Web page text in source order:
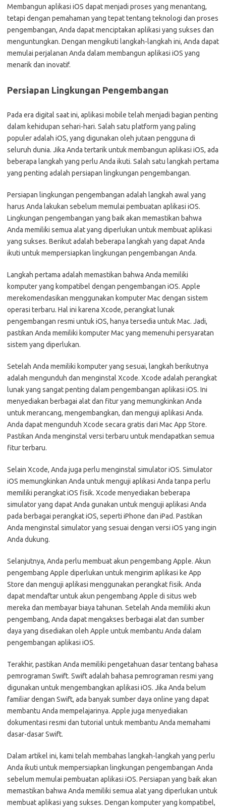
Membangun aplikasi iOS dapat menjadi proses yang menantang,
tetapi dengan pemahaman yang tepat tentang teknologi dan proses
pengembangan, Anda dapat menciptakan aplikasi yang sukses dan
menguntungkan. Dengan mengikuti langkah-langkah ini, Anda dapat
memulai perjalanan Anda dalam membangun aplikasi iOS yang
menarik dan inovatif.
Persiapan Lingkungan Pengembangan
Pada era digital saat ini, aplikasi mobile telah menjadi bagian penting
dalam kehidupan sehari-hari. Salah satu platform yang paling
populer adalah iOS, yang digunakan oleh jutaan pengguna di
seluruh dunia. Jika Anda tertarik untuk membangun aplikasi iOS, ada
beberapa langkah yang perlu Anda ikuti. Salah satu langkah pertama
yang penting adalah persiapan lingkungan pengembangan.
Persiapan lingkungan pengembangan adalah langkah awal yang
harus Anda lakukan sebelum memulai pembuatan aplikasi iOS.
Lingkungan pengembangan yang baik akan memastikan bahwa
Anda memiliki semua alat yang diperlukan untuk membuat aplikasi
yang sukses. Berikut adalah beberapa langkah yang dapat Anda
ikuti untuk mempersiapkan lingkungan pengembangan Anda.
Langkah pertama adalah memastikan bahwa Anda memiliki
komputer yang kompatibel dengan pengembangan iOS. Apple
merekomendasikan menggunakan komputer Mac dengan sistem
operasi terbaru. Hal ini karena Xcode, perangkat lunak
pengembangan resmi untuk iOS, hanya tersedia untuk Mac. Jadi,
pastikan Anda memiliki komputer Mac yang memenuhi persyaratan
sistem yang diperlukan.
Setelah Anda memiliki komputer yang sesuai, langkah berikutnya
adalah mengunduh dan menginstal Xcode. Xcode adalah perangkat
lunak yang sangat penting dalam pengembangan aplikasi iOS. Ini
menyediakan berbagai alat dan fitur yang memungkinkan Anda
untuk merancang, mengembangkan, dan menguji aplikasi Anda.
Anda dapat mengunduh Xcode secara gratis dari Mac App Store.
Pastikan Anda menginstal versi terbaru untuk mendapatkan semua
fitur terbaru.
Selain Xcode, Anda juga perlu menginstal simulator iOS. Simulator
iOS memungkinkan Anda untuk menguji aplikasi Anda tanpa perlu
memiliki perangkat iOS fisik. Xcode menyediakan beberapa
simulator yang dapat Anda gunakan untuk menguji aplikasi Anda
pada berbagai perangkat iOS, seperti iPhone dan iPad. Pastikan
Anda menginstal simulator yang sesuai dengan versi iOS yang ingin
Anda dukung.
Selanjutnya, Anda perlu membuat akun pengembang Apple. Akun
pengembang Apple diperlukan untuk mengirim aplikasi ke App
Store dan menguji aplikasi menggunakan perangkat fisik. Anda
dapat mendaftar untuk akun pengembang Apple di situs web
mereka dan membayar biaya tahunan. Setelah Anda memiliki akun
pengembang, Anda dapat mengakses berbagai alat dan sumber
daya yang disediakan oleh Apple untuk membantu Anda dalam
pengembangan aplikasi iOS.
Terakhir, pastikan Anda memiliki pengetahuan dasar tentang bahasa
pemrograman Swift. Swift adalah bahasa pemrograman resmi yang
digunakan untuk mengembangkan aplikasi iOS. Jika Anda belum
familiar dengan Swift, ada banyak sumber daya online yang dapat
membantu Anda mempelajarinya. Apple juga menyediakan
dokumentasi resmi dan tutorial untuk membantu Anda memahami
dasar-dasar Swift.
Dalam artikel ini, kami telah membahas langkah-langkah yang perlu
Anda ikuti untuk mempersiapkan lingkungan pengembangan Anda
sebelum memulai pembuatan aplikasi iOS. Persiapan yang baik akan
memastikan bahwa Anda memiliki semua alat yang diperlukan untuk
membuat aplikasi yang sukses. Dengan komputer yang kompatibel,